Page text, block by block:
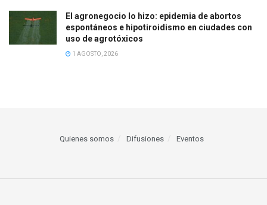
El agronegocio lo hizo: epidemia de abortos
espontáneos e hipotiroidismo en ciudades con
uso de agrotóxicos
1 AGOSTO, 2026
Quienes somos Difusiones Eventos